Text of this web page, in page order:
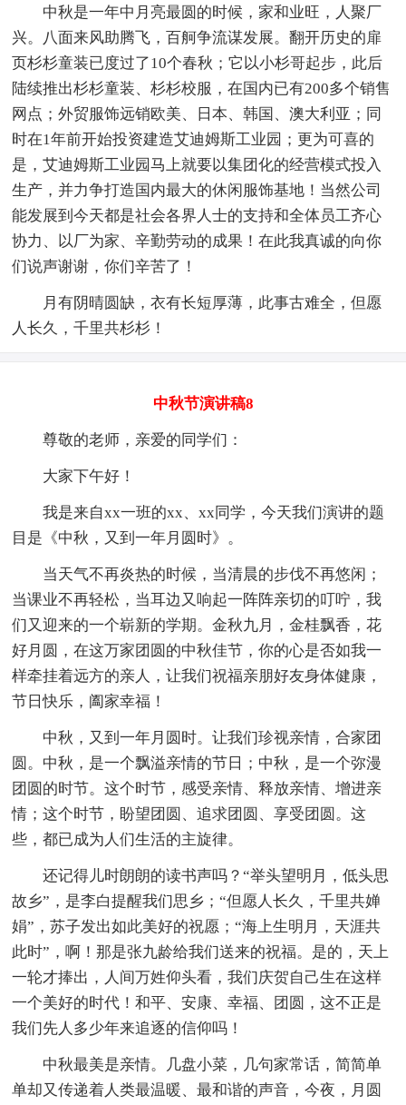
中秋是一年中月亮最圆的时候，家和业旺，人聚厂
兴。八面来风助腾飞，百舸争流谋发展。翻开历史的扉
页杉杉童装已度过了10个春秋；它以小杉哥起步，此后
陆续推出杉杉童装、杉杉校服，在国内已有200多个销售
网点；外贸服饰远销欧美、日本、韩国、澳大利亚；同
时在1年前开始投资建造艾迪姆斯工业园；更为可喜的
是，艾迪姆斯工业园马上就要以集团化的经营模式投入
生产，并力争打造国内最大的休闲服饰基地！当然公司
能发展到今天都是社会各界人士的支持和全体员工齐心
协力、以厂为家、辛勤劳动的成果！在此我真诚的向你
们说声谢谢，你们辛苦了！
月有阴晴圆缺，衣有长短厚薄，此事古难全，但愿
人长久，千里共杉杉！
中秋节演讲稿8
尊敬的老师，亲爱的同学们：
大家下午好！
我是来自xx一班的xx、xx同学，今天我们演讲的题
目是《中秋，又到一年月圆时》。
当天气不再炎热的时候，当清晨的步伐不再悠闲；
当课业不再轻松，当耳边又响起一阵阵亲切的叮咛，我
们又迎来的一个崭新的学期。金秋九月，金桂飘香，花
好月圆，在这万家团圆的中秋佳节，你的心是否如我一
样牵挂着远方的亲人，让我们祝福亲朋好友身体健康，
节日快乐，阖家幸福！
中秋，又到一年月圆时。让我们珍视亲情，合家团
圆。中秋，是一个飘溢亲情的节日；中秋，是一个弥漫
团圆的时节。这个时节，感受亲情、释放亲情、增进亲
情；这个时节，盼望团圆、追求团圆、享受团圆。这
些，都已成为人们生活的主旋律。
还记得儿时朗朗的读书声吗？“举头望明月，低头思
故乡”，是李白提醒我们思乡；“但愿人长久，千里共婵
娟”，苏子发出如此美好的祝愿；“海上生明月，天涯共
此时”，啊！那是张九龄给我们送来的祝福。是的，天上
一轮才捧出，人间万姓仰头看，我们庆贺自己生在这样
一个美好的时代！和平、安康、幸福、团圆，这不正是
我们先人多少年来追逐的信仰吗！
中秋最美是亲情。几盘小菜，几句家常话，简简单
单却又传递着人类最温暖、最和谐的声音，今夜，月圆